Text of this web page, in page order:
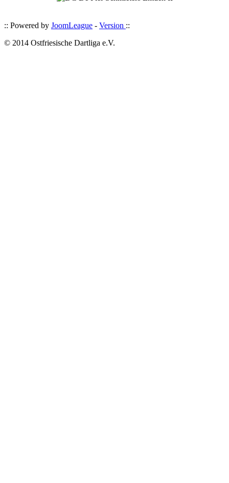
:: Powered by JoomLeague - Version ::
© 2014 Ostfriesische Dartliga e.V.